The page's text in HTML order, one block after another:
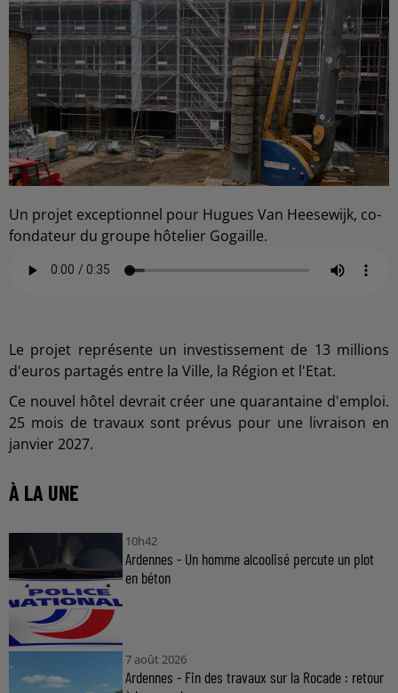
Un projet exceptionnel pour Hugues Van Heesewijk, co-
fondateur du groupe hôtelier Gogaille.
Le projet représente un investissement de 13 millions
d'euros partagés entre la Ville, la Région et l'Etat.
Ce nouvel hôtel devrait créer une quarantaine d'emploi.
25 mois de travaux sont prévus pour une livraison en
janvier 2027.
À LA UNE
10h42
Ardennes - Un homme alcoolisé percute un plot
en béton
7 août 2026
Ardennes - Fin des travaux sur la Rocade : retour